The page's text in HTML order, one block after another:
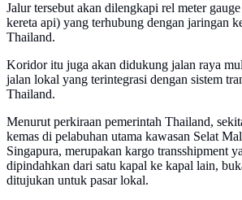
Jalur tersebut akan dilengkapi rel meter
kereta api) yang terhubung dengan jaringan
Thailand.
Koridor itu juga akan didukung jalan raya
jalan lokal yang terintegrasi dengan sistem
Thailand.
Menurut perkiraan pemerintah Thailand,
kemas di pelabuhan utama kawasan Selat
Singapura, merupakan kargo transshipment
dipindahkan dari satu kapal ke kapal lain,
ditujukan untuk pasar lokal.